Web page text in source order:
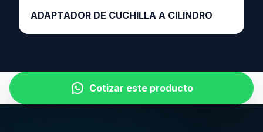
ADAPTADOR DE CUCHILLA A CILINDRO
Cotizar este producto